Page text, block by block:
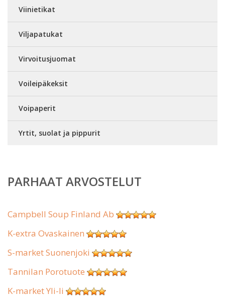
Viinietikat
Viljapatukat
Virvoitusjuomat
Voileipäkeksit
Voipaperit
Yrtit, suolat ja pippurit
PARHAAT ARVOSTELUT
Campbell Soup Finland Ab
K-extra Ovaskainen
S-market Suonenjoki
Tannilan Porotuote
K-market Yli-Ii